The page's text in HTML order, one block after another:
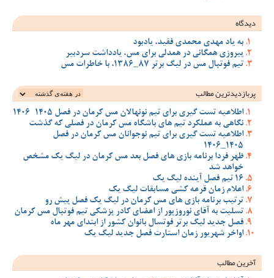
دیدگاه
به یاد مهدی محمدی فقید، یادبود
پیروزی همگانی در همدلی برای مس، یادداشت سردبیر
تیم فوتبال مس در لیگ برتر 87_1386، با خاطرات مس
پربازدیدترین‌ مطالب
اطلاعیه تست گیری برای تیم نونهالان مس کرمان در فصل 1405-1406
نگاهی به عملکرد تیم های باشگاه مس کرمان در فصلی که گذشت
اطلاعیه تست گیری برای تیم نوجوانان مس کرمان در فصل
1405_1406
ظهر فردا برنامه بازی های فصل بعد مس کرمان در لیگ یک مشخص
خواهد شد
16 تیم فصل آینده لیگ یک
اعلام زمان قرعه کشی مسابقات لیگ یک
ترتیب برنامه بازی های مس کرمان در لیگ یک فصل پیش رو
تسلیت به آقای نوروزپور از اعضای کادر پزشکی تیم فوتبال مس کرمان
فصل جدید لیگ برتر فوتسال بانوان کشور از ابتدای مهر ماه
اواخر شهریور زمان استارت فصل جدید لیگ یک
آخرین مطالب